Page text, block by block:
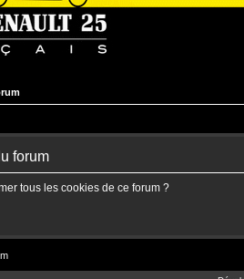
forum
tous les cookies de ce forum ?